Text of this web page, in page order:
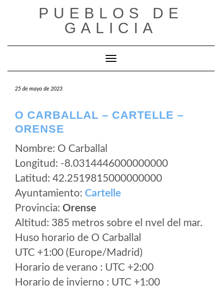
PUEBLOS DE
GALICIA
Cambiar modo de navegación
25 de mayo de 2023
O CARBALLAL – CARTELLE –
ORENSE
Nombre: O Carballal
Longitud: -8.0314446000000000
Latitud: 42.2519815000000000
Ayuntamiento: Cartelle
Provincia: Orense
Altitud: 385 metros sobre el nvel del mar.
Huso horario de O Carballal
UTC +1:00 (Europe/Madrid)
Horario de verano : UTC +2:00
Horario de invierno : UTC +1:00